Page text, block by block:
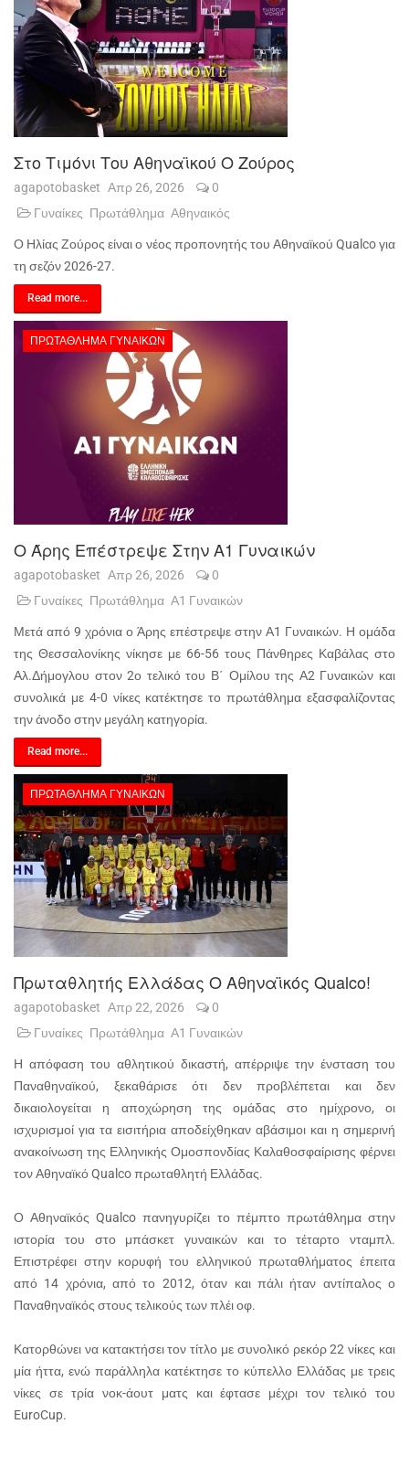
Στο Τιμόνι Του Αθηναϊκού Ο Ζούρος
agapotobasket Απρ 26, 2026
0
Γυναίκες Πρωτάθλημα Αθηναικός
Ο Ηλίας Ζούρος είναι ο νέος προπονητής του Αθηναϊκού Qualco για
τη σεζόν 2026-27.
Read more...
ΠΡΩΤΆΘΛΗΜΑ ΓΥΝΑΙΚΏΝ
Ο Άρης Επέστρεψε Στην Α1 Γυναικών
agapotobasket Απρ 26, 2026
0
Γυναίκες Πρωτάθλημα Α1 Γυναικών
Μετά από 9 χρόνια ο Άρης επέστρεψε στην Α1 Γυναικών. Η ομάδα
της Θεσσαλονίκης νίκησε με 66-56 τους Πάνθηρες Καβάλας στο
Αλ.Δήμογλου στον 2ο τελικό του Β΄ Ομίλου της Α2 Γυναικών και
συνολικά με 4-0 νίκες κατέκτησε το πρωτάθλημα εξασφαλίζοντας
την άνοδο στην μεγάλη κατηγορία.
Read more...
ΠΡΩΤΆΘΛΗΜΑ ΓΥΝΑΙΚΏΝ
Πρωταθλητής Ελλάδας Ο Αθηναϊκός Qualco!
agapotobasket Απρ 22, 2026
0
Γυναίκες Πρωτάθλημα Α1 Γυναικών
Η απόφαση του αθλητικού δικαστή, απέρριψε την ένσταση του
Παναθηναϊκού, ξεκαθάρισε ότι δεν προβλέπεται και δεν
δικαιολογείται η αποχώρηση της ομάδας στο ημίχρονο, οι
ισχυρισμοί για τα εισιτήρια αποδείχθηκαν αβάσιμοι και η σημερινή
ανακοίνωση της Ελληνικής Ομοσπονδίας Καλαθοσφαίρισης φέρνει
τον Αθηναϊκό Qualco πρωταθλητή Ελλάδας.
Ο Αθηναϊκός Qualco πανηγυρίζει το πέμπτο πρωτάθλημα στην
ιστορία του στο μπάσκετ γυναικών και το τέταρτο νταμπλ.
Επιστρέφει στην κορυφή του ελληνικού πρωταθλήματος έπειτα
από 14 χρόνια, από το 2012, όταν και πάλι ήταν αντίπαλος ο
Παναθηναϊκός στους τελικούς των πλέι οφ.
Κατορθώνει να κατακτήσει τον τίτλο με συνολικό ρεκόρ 22 νίκες και
μία ήττα, ενώ παράλληλα κατέκτησε το κύπελλο Ελλάδας με τρεις
νίκες σε τρία νοκ-άουτ ματς και έφτασε μέχρι τον τελικό του
EuroCup.